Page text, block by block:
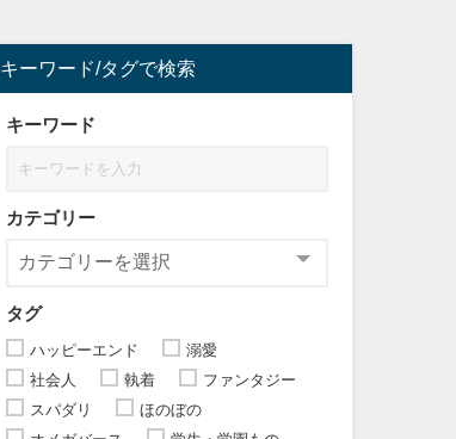
キーワード/タグで検索
キーワード
カテゴリー
タグ
ハッピーエンド
溺愛
社会人
執着
ファンタジー
スパダリ
ほのぼの